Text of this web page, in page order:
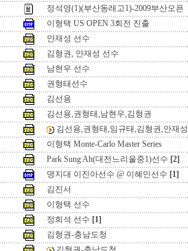
정석영(1)(부산동래고1)-2009부산오픈
이형택 US OPEN 3회전 진출
안재성 선수
김형권, 안재성 선수
남현우 선수
권형태선수
김선용
김선용,권형태,남현우,김형권
김선용,권형태,임규태,김형권,안재성
이형택 Monte-Carlo Master Series
Park Sung Ah(대전느리울중1)선수 [2]
명지대 이진아선수 @ 이혜민선수 [1]
김진서
이형택 선수
정희석 선수 [1]
김형권-충남도청